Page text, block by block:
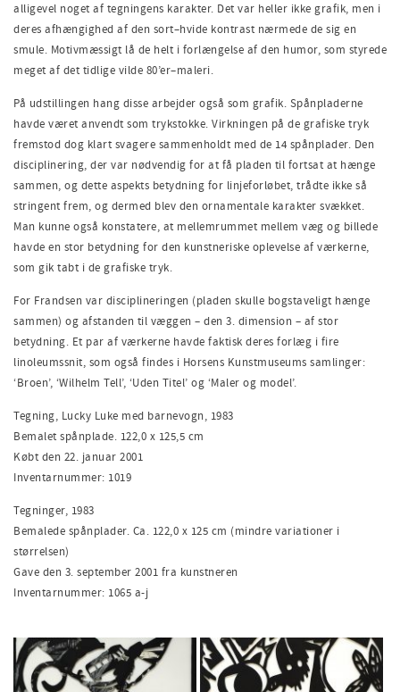
alligevel noget af tegningens karakter. Det var heller ikke grafik, men i
deres afhængighed af den sort–hvide kontrast nærmede de sig en
smule. Motivmæssigt lå de helt i forlængelse af den humor, som styrede
meget af det tidlige vilde 80’er–maleri.
På udstillingen hang disse arbejder også som grafik. Spånpladerne
havde været anvendt som trykstokke. Virkningen på de grafiske tryk
fremstod dog klart svagere sammenholdt med de 14 spånplader. Den
disciplinering, der var nødvendig for at få pladen til fortsat at hænge
sammen, og dette aspekts betydning for linjeforløbet, trådte ikke så
stringent frem, og dermed blev den ornamentale karakter svækket.
Man kunne også konstatere, at mellemrummet mellem væg og billede
havde en stor betydning for den kunstneriske oplevelse af værkerne,
som gik tabt i de grafiske tryk.
For Frandsen var disciplineringen (pladen skulle bogstaveligt hænge
sammen) og afstanden til væggen – den 3. dimension – af stor
betydning. Et par af værkerne havde faktisk deres forlæg i fire
linoleumssnit, som også findes i Horsens Kunstmuseums samlinger:
‘Broen’, ‘Wilhelm Tell’, ‘Uden Titel’ og ‘Maler og model’.
Tegning, Lucky Luke med barnevogn, 1983
Bemalet spånplade. 122,0 x 125,5 cm
Købt den 22. januar 2001
Inventarnummer: 1019
Tegninger, 1983
Bemalede spånplader. Ca. 122,0 x 125 cm (mindre variationer i
størrelsen)
Gave den 3. september 2001 fra kunstneren
Inventarnummer: 1065 a-j